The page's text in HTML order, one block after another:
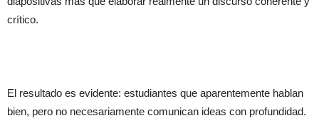
crítico.
El resultado es evidente: estudiantes que aparentemente hablan
bien, pero no necesariamente comunican ideas con profundidad.